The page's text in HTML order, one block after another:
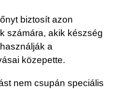
biztosít azon
számára, akik készség
a
közepette.
nem csupán speciális